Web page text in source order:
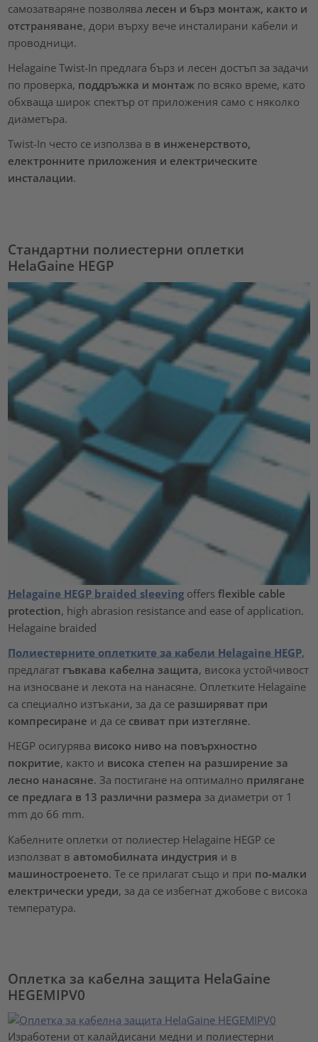
самозатваряне позволявалесен и бърз монтаж, както и
отстраняване, дори върху вече инсталирани кабели и
проводници.
Helagaine Twist-In предлага бърз и лесен достъп за задачи
по проверка, поддръжка и монтаж по всяко време, като
обхваща широк спектър от приложения само с няколко
диаметъра.
Twist-In често се използва в в инженерството,
електронните приложения и електрическите
инсталации.
Стандартни полиестерни оплетки
HelaGaine HEGP
Helagaine HEGP braided sleeving offersflexible cable
protection, high abrasion resistance and ease of application.
Helagaine braided
Полиестерните оплетките за кабели Helagaine HEGP,
предлагат гъвкава кабелна защита, висока устойчивост
на износване и лекота на нанасяне. Оплетките Helagaine
са специално изтъкани, за да се разширяват при
компресиране и да се свиват при изтегляне.
HEGP осигурява високо ниво на повърхностно
покритие, както и висока степен на разширение за
лесно нанасяне. За постигане на оптимално прилягане
се предлага в 13 различни размера за диаметри от 1
mm до 66 mm.
Кабелните оплетки от полиестер Helagaine HEGP се
използват в автомобилната индустрия и в
машиностроенето. Те се прилагат също и при по-малки
електрически уреди, за да се избегнат джобове с висока
температура.
Оплетка за кабелна защита HelaGaine
HEGEMIPV0
Изработени от калайдисани медни и полиестерни